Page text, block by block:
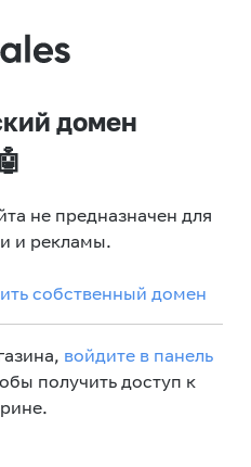
домен
🤖
не предназначен для
и рекламы.
собственный домен
войдите в панель
получить доступ к